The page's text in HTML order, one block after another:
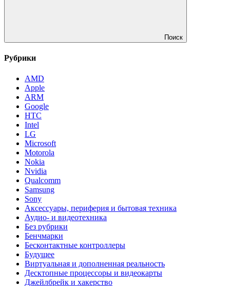
Поиск
Рубрики
AMD
Apple
ARM
Google
HTC
Intel
LG
Microsoft
Motorola
Nokia
Nvidia
Qualcomm
Samsung
Sony
Аксессуары, периферия и бытовая техника
Аудио- и видеотехника
Без рубрики
Бенчмарки
Бесконтактные контроллеры
Будущее
Виртуальная и дополненная реальность
Десктопные процессоры и видеокарты
Джейлбрейк и хакерство